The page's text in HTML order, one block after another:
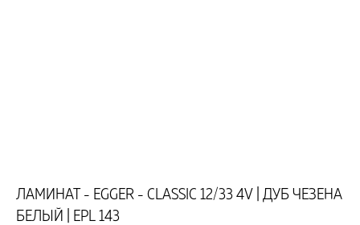
ЛАМИНАТ - EGGER - CLASSIC 12/33 4V | ДУБ ЧЕЗЕНА
БЕЛЫЙ | EPL 143